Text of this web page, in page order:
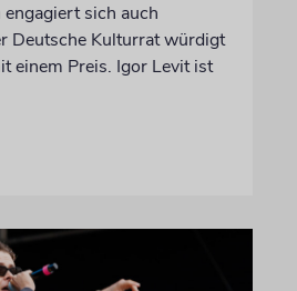
sich auch
Deutsche Kulturrat würdigt
einem Preis. Igor Levit ist